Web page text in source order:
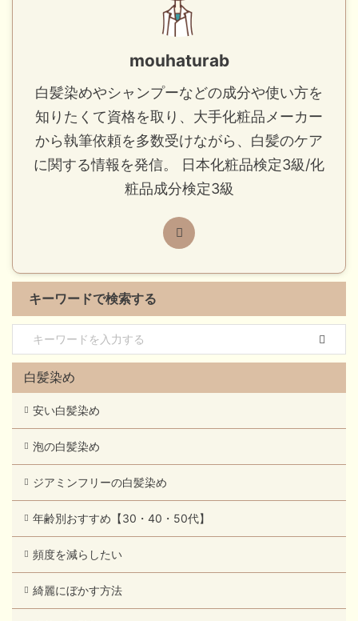
mouhaturab
白髪染めやシャンプーなどの成分や使い方を
知りたくて資格を取り、大手化粧品メーカー
から執筆依頼を多数受けながら、白髪のケア
に関する情報を発信。 日本化粧品検定3級/化
粧品成分検定3級
キーワードで検索する
白髪染め
安い白髪染め
泡の白髪染め
ジアミンフリーの白髪染め
年齢別おすすめ【30・40・50代】
頻度を減らしたい
綺麗にぼかす方法